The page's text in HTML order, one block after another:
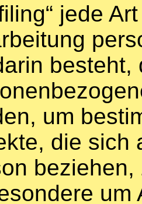
jede
besteht,
um
die sich
um